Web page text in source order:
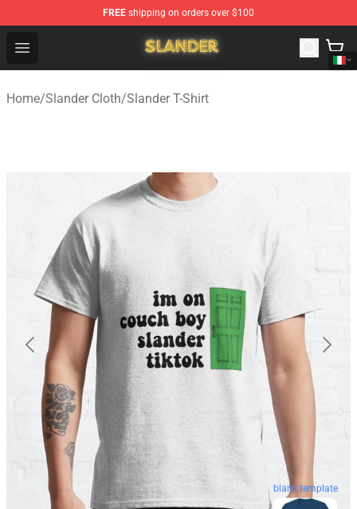
FREE shipping on orders over $100
Open menu
Slander Shop - Official Slander Merchandise Store
Home/Slander Cloth/Slander T-Shirt
blank template